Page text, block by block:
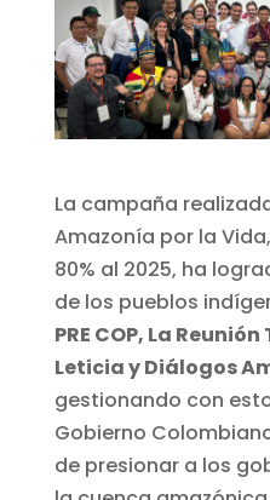
La campaña
Amazonía por la
80% al 2025, ha
de los pueblos
PRE COP, La
Leticia y Diálogos
gestionando con
Gobierno
de presionar a los